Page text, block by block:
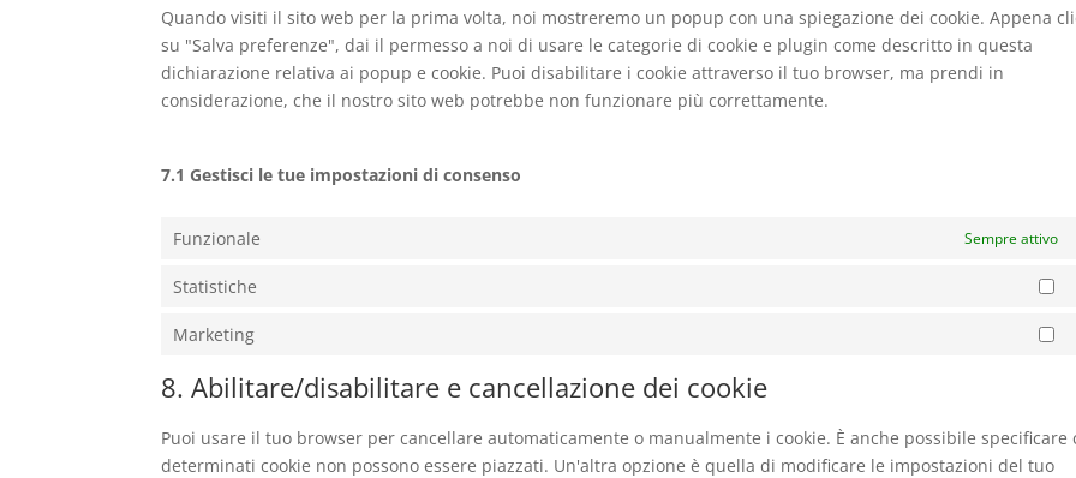
varie
Quando visiti il sito web per la prima volta, noi mostreremo un popup con una spiegazione dei cookie. Appena
su "Salva preferenze", dai il permesso a noi di usare le categorie di cookie e plugin come descritto in questa
dichiarazione relativa ai popup e cookie. Puoi disabilitare i cookie attraverso il tuo browser, ma prendi in
considerazione, che il nostro sito web potrebbe non funzionare più correttamente.
7.1 Gestisci le tue impostazioni di consenso
Funzionale Sempre attivo
Statistiche
Marketing
8. Abilitare/disabilitare e cancellazione dei cookie
Puoi usare il tuo browser per cancellare automaticamente o manualmente i cookie. È anche possibile specificare
determinati cookie non possono essere piazzati. Un'altra opzione è quella di modificare le impostazioni del tuo